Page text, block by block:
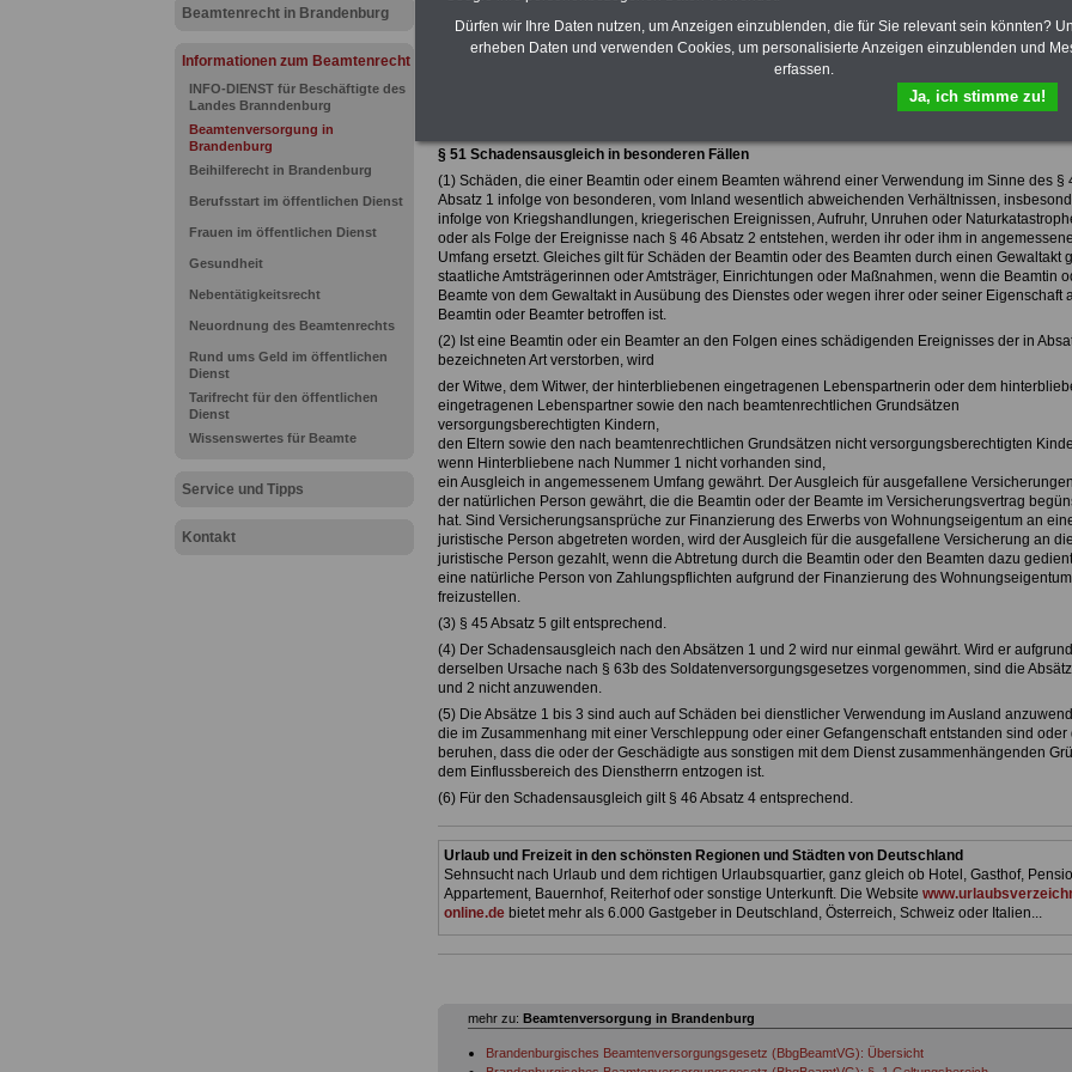
Beamtenrecht in Brandenburg
Informationen zum Beamtenrecht
INFO-DIENST für Beschäftigte des
Landes Branndenburg
Beamtenversorgung in
Brandenburg
Beihilferecht in Brandenburg
Berufsstart im öffentlichen Dienst
Frauen im öffentlichen Dienst
Gesundheit
Nebentätigkeitsrecht
Neuordnung des Beamtenrechts
Rund ums Geld im öffentlichen
Dienst
Tarifrecht für den öffentlichen
Dienst
Wissenswertes für Beamte
Service und Tipps
Kontakt
Zur Übersicht des Brandenburgischen Beamtenversorgungsgesetes
§ 51 Schadensausgleich in besonderen Fällen
(1) Schäden, die einer Beamtin oder einem Beamten während einer Verwendung im Sinne des §
Absatz 1 infolge von besonderen, vom Inland wesentlich abweichenden Verhältnissen,
infolge von Kriegshandlungen, kriegerischen Ereignissen, Aufruhr, Unruhen oder
oder als Folge der Ereignisse nach § 46 Absatz 2 entstehen, werden ihr oder ihm in
Umfang ersetzt. Gleiches gilt für Schäden der Beamtin oder des Beamten durch einen Gewaltakt
staatliche Amtsträgerinnen oder Amtsträger, Einrichtungen oder Maßnahmen, wenn die Beamtin
Beamte von dem Gewaltakt in Ausübung des Dienstes oder wegen ihrer oder seiner Eigenschaft
Beamtin oder Beamter betroffen ist.
(2) Ist eine Beamtin oder ein Beamter an den Folgen eines schädigenden Ereignisses der in
bezeichneten Art verstorben, wird
der Witwe, dem Witwer, der hinterbliebenen eingetragenen Lebenspartnerin oder dem
eingetragenen Lebenspartner sowie den nach beamtenrechtlichen Grundsätzen
versorgungsberechtigten Kindern,
den Eltern sowie den nach beamtenrechtlichen Grundsätzen nicht versorgungsberechtigten
wenn Hinterbliebene nach Nummer 1 nicht vorhanden sind,
ein Ausgleich in angemessenem Umfang gewährt. Der Ausgleich für ausgefallene
der natürlichen Person gewährt, die die Beamtin oder der Beamte im Versicherungsvertrag
hat. Sind Versicherungsansprüche zur Finanzierung des Erwerbs von Wohnungseigentum an
juristische Person abgetreten worden, wird der Ausgleich für die ausgefallene Versicherung an
juristische Person gezahlt, wenn die Abtretung durch die Beamtin oder den Beamten dazu
eine natürliche Person von Zahlungspflichten aufgrund der Finanzierung des
freizustellen.
(3) § 45 Absatz 5 gilt entsprechend.
(4) Der Schadensausgleich nach den Absätzen 1 und 2 wird nur einmal gewährt. Wird er aufgrund
derselben Ursache nach § 63b des Soldatenversorgungsgesetzes vorgenommen, sind die
und 2 nicht anzuwenden.
(5) Die Absätze 1 bis 3 sind auch auf Schäden bei dienstlicher Verwendung im Ausland
die im Zusammenhang mit einer Verschleppung oder einer Gefangenschaft entstanden sind oder
beruhen, dass die oder der Geschädigte aus sonstigen mit dem Dienst zusammenhängenden
dem Einflussbereich des Dienstherrn entzogen ist.
(6) Für den Schadensausgleich gilt § 46 Absatz 4 entsprechend.
Urlaub und Freizeit in den schönsten Regionen und Städten von Deutschland
Sehnsucht nach Urlaub und dem richtigen Urlaubsquartier, ganz gleich ob Hotel, Gasthof,
Appartement, Bauernhof, Reiterhof oder sonstige Unterkunft. Die Website
online.debietet mehr als 6.000 Gastgeber in Deutschland, Österreich, Schweiz oder Italien...
mehr zu: Beamtenversorgung in Brandenburg
Brandenburgisches Beamtenversorgungsgesetz (BbgBeamtVG): Übersicht
Dürfen wir Ihre Daten nutzen, um Anzeigen einzublenden, die für Sie relevant sein könnten?
erheben Daten und verwenden Cookies, um personalisierte Anzeigen einzublenden und
erfassen.
Ja, ich stimme zu!